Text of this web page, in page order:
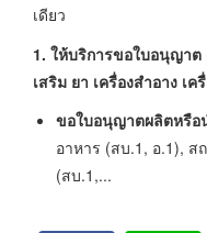
เดียว
1. ให้บริการขอใบอนุญา
เสริม ยา เครื่องสำอาง เ
ขอใบอนุญาตผลิตหรือ
อาหาร (สบ.1, อ.1), ส
(สบ.1,...